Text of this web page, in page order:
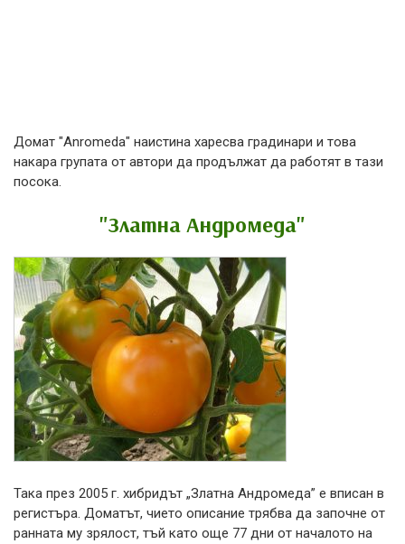
Домат "Anromeda" наистина харесва градинари и това
накара групата от автори да продължат да работят в тази
посока.
"Златна Андромеда"
Така през 2005 г. хибридът „Златна Андромеда” е вписан в
регистъра. Доматът, чието описание трябва да започне от
ранната му зрялост, тъй като още 77 дни от началото на